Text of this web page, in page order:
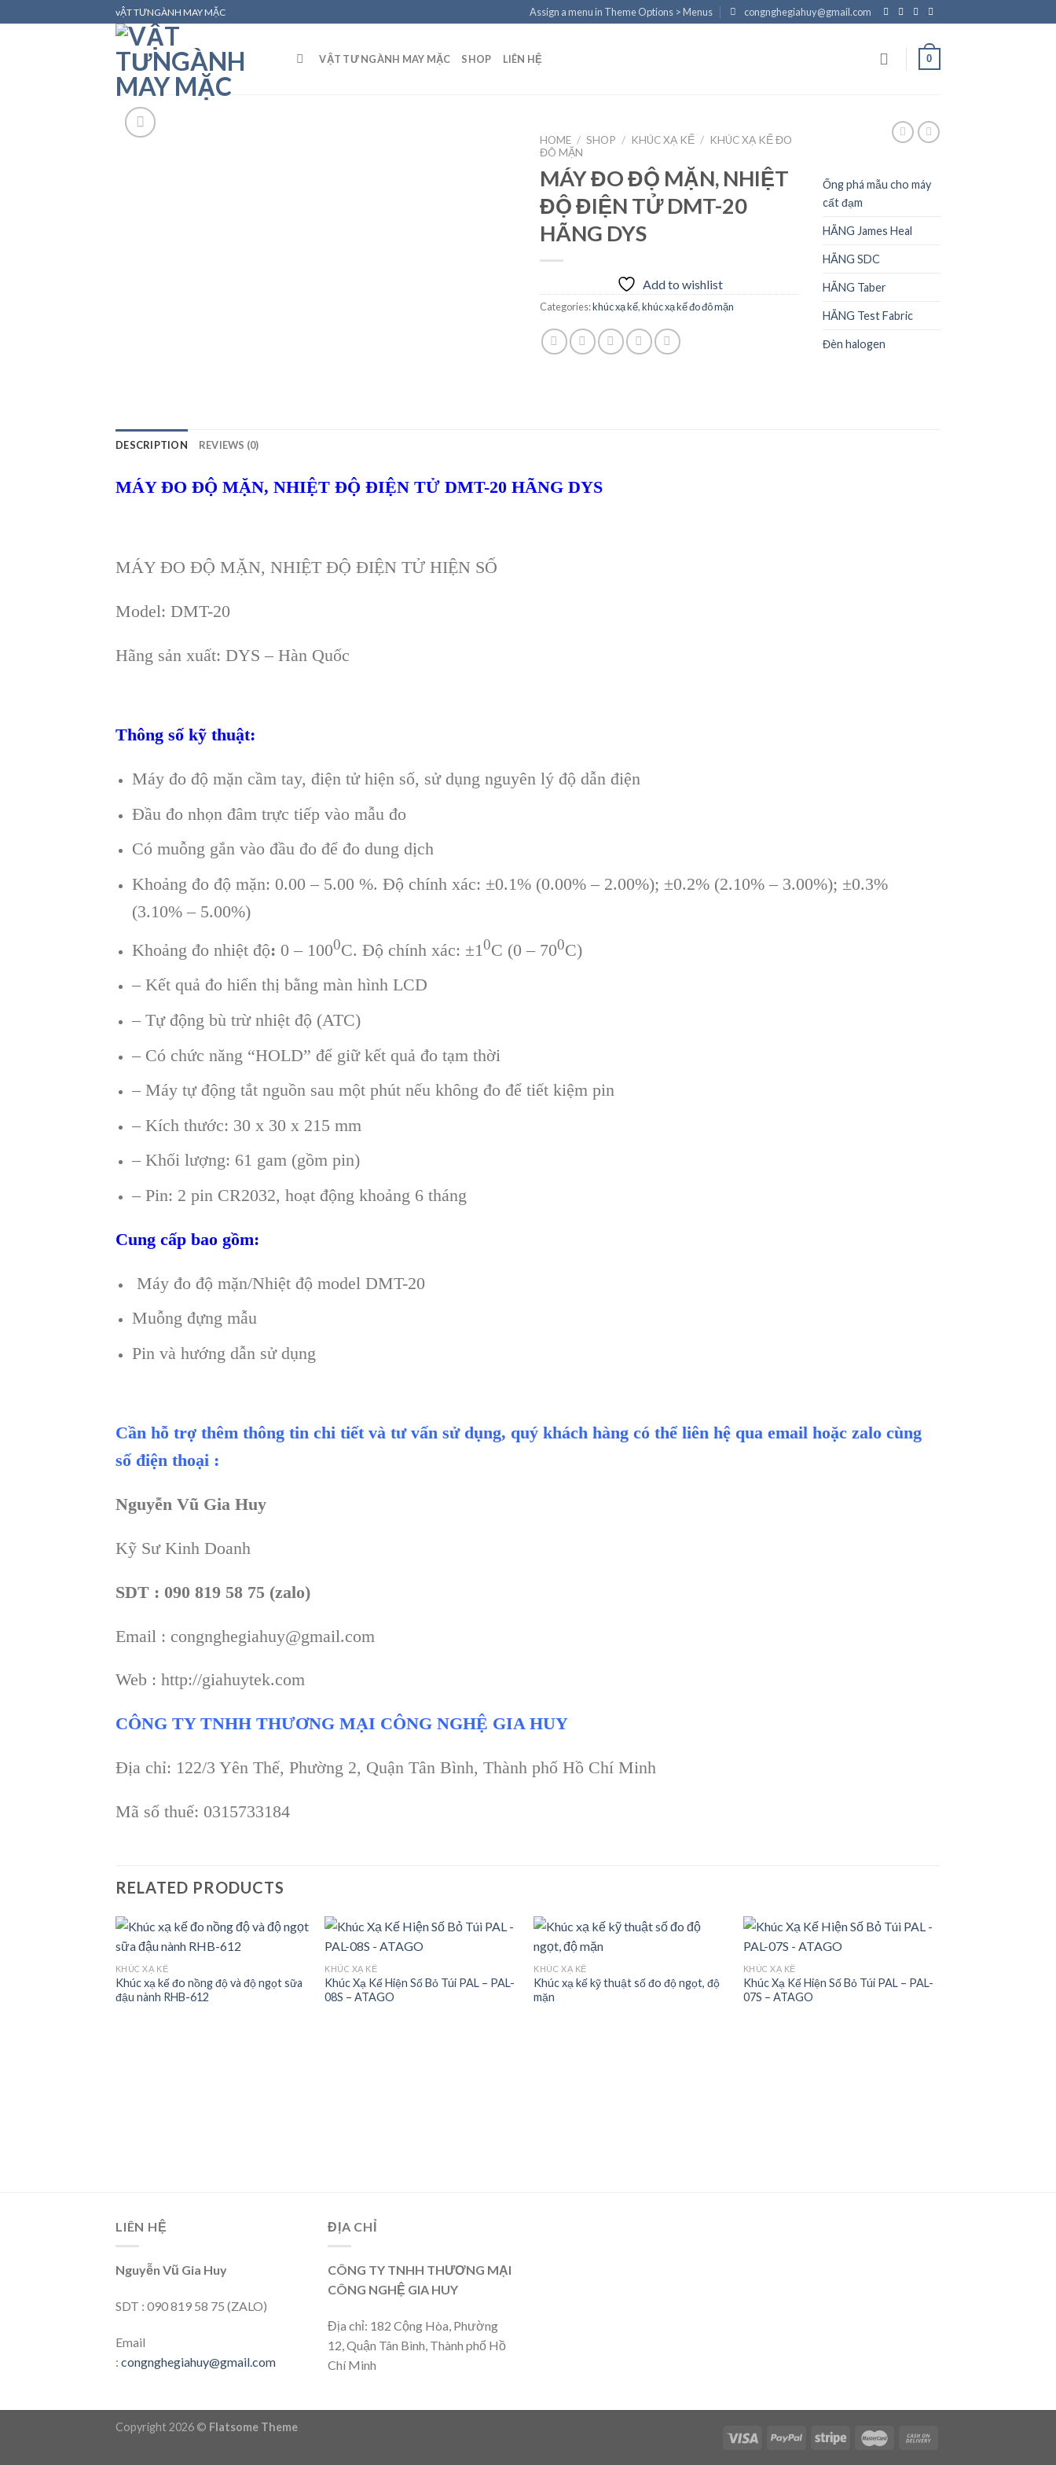
to
vẬT TƯNGÀNH MAY MẶC Assign a menu in Theme Options > Menus congnghegiahuy@gmail.com
VẬT TƯ NGÀNH MAY MẶC SHOP LIÊN HỆ 0
HOME / SHOP / KHÚC XẠ KẾ / KHÚC XẠ KẾ ĐO
ĐÔ MẶN
MÁY ĐO ĐỘ MẶN, NHIỆT
ĐỘ ĐIỆN TỬ DMT-20
HÃNG DYS
Add to wishlist
Categories:khúc xạ kế,khúc xạ kế đo đô mặn
Ống phá mẫu cho máy
cất đạm
HÃNG James Heal
HÃNG SDC
HÃNG Taber
HÃNG Test Fabric
Đèn halogen
DESCRIPTION REVIEWS (0)
MÁY ĐO ĐỘ MẶN, NHIỆT ĐỘ ĐIỆN TỬ DMT-20 HÃNG DYS
MÁY ĐO ĐỘ MẶN, NHIỆT ĐỘ ĐIỆN TỬ HIỆN SỐ
Model: DMT-20
Hãng sản xuất: DYS – Hàn Quốc
Thông số kỹ thuật:
Máy đo độ mặn cầm tay, điện tử hiện số, sử dụng nguyên lý độ dẫn điện
Đầu đo nhọn đâm trực tiếp vào mẫu đo
Có muỗng gắn vào đầu đo để đo dung dịch
Khoảng đo độ mặn: 0.00 – 5.00 %. Độ chính xác: ±0.1% (0.00% – 2.00%); ±0.2% (2.10% – 3.00%); ±0.3%
(3.10% – 5.00%)
Khoảng đo nhiệt độ: 0 – 1000C. Độ chính xác: ±10C (0 – 700C)
– Kết quả đo hiển thị bằng màn hình LCD
– Tự động bù trừ nhiệt độ (ATC)
– Có chức năng “HOLD” để giữ kết quả đo tạm thời
– Máy tự động tắt nguồn sau một phút nếu không đo để tiết kiệm pin
– Kích thước: 30 x 30 x 215 mm
– Khối lượng: 61 gam (gồm pin)
– Pin: 2 pin CR2032, hoạt động khoảng 6 tháng
Cung cấp bao gồm:
Máy đo độ mặn/Nhiệt độ model DMT-20
Muỗng đựng mẫu
Pin và hướng dẫn sử dụng
Cần hỗ trợ thêm thông tin chi tiết và tư vấn sử dụng, quý khách hàng có thể liên hệ qua email hoặc zalo cùng
số điện thoại :
Nguyễn Vũ Gia Huy
Kỹ Sư Kinh Doanh
SDT : 090 819 58 75 (zalo)
Email : congnghegiahuy@gmail.com
Web : http://giahuytek.com
CÔNG TY TNHH THƯƠNG MẠI CÔNG NGHỆ GIA HUY
Địa chỉ: 122/3 Yên Thế, Phường 2, Quận Tân Bình, Thành phố Hồ Chí Minh
Mã số thuế: 0315733184
RELATED PRODUCTS
Add to
KHÚC XẠ KẾ
Khúc xạ kế đo nồng độ và độ ngọt sữa
đậu nành RHB-612
Add to
KHÚC XẠ KẾ
Khúc Xạ Kế Hiện Số Bỏ Túi PAL – PAL-
08S – ATAGO
Add to
KHÚC XẠ KẾ
Khúc xạ kế kỹ thuật số đo độ ngọt, độ
mặn
Add to
KHÚC XẠ KẾ
Khúc Xạ Kế Hiện Số Bỏ Túi PAL – PAL-
07S – ATAGO
LIÊN HỆ
Nguyễn Vũ Gia Huy
SDT : 090 819 58 75 (ZALO)
Email
: congnghegiahuy@gmail.com
ĐỊA CHỈ
CÔNG TY TNHH THƯƠNG MẠI
CÔNG NGHỆ GIA HUY
Địa chỉ: 182 Cộng Hòa, Phường
12, Quận Tân Bình, Thành phố Hồ
Chí Minh
Copyright 2026 © Flatsome Theme